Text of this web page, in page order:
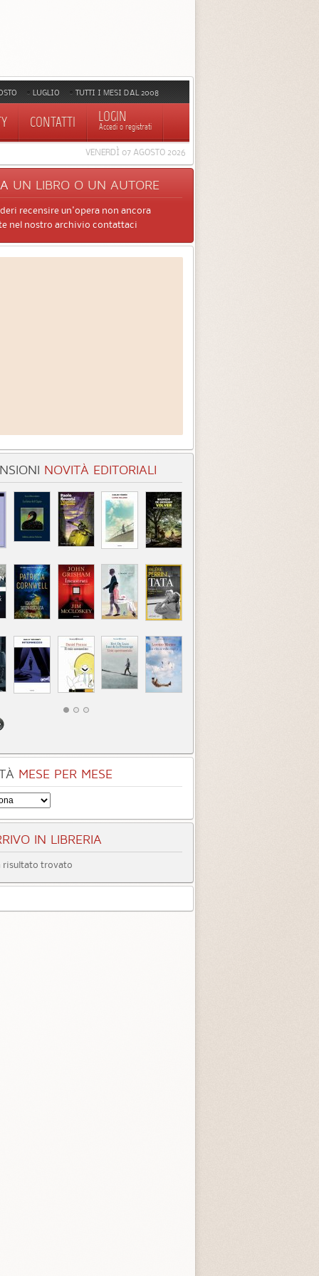
LUGLIO TUTTI I MESI DAL 2008
CONTATTI LOGIN
Accedi o registrati
VENERDÌ 07 AGOSTO 2026
UN LIBRO O UN AUTORE
recensire un'opera non ancora
nel nostro archivio contattaci
NOVITÀ EDITORIALI
MESE PER MESE
IN LIBRERIA
risultato trovato